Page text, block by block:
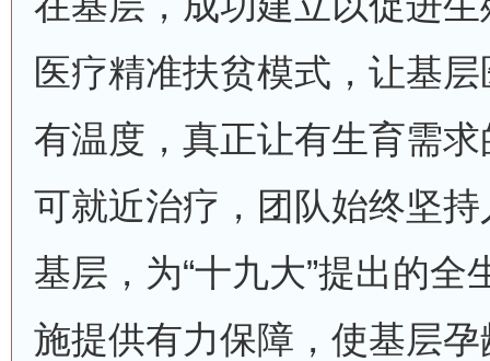
医疗精准扶贫模式，让基
有温度，真正让有生育需
可就近治疗，团队始终坚
基层，为“十九大”提出的
施提供有力保障，使基层